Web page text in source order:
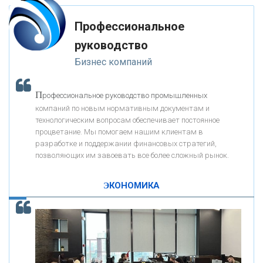
«РОСЕВРОБАНК»
«ПРЕСС-СЛУЖБА ВТБ24»
«АВТОГРАДБАНК»
«ПРОМРЕГИОНБАНК»
ОНАС
Как Система быстрых платежей за пять лет
изменила финансовый рынок - «Интервью»
мимо ушей. Он никогда не бывает полезен никому, кроме того, кто его
-- Люблю давать советы и очень не люблю, когда их дают мне.
Профессиональное
руководство
Бизнес компаний
Профессиональное руководство промышленных
компаний по новым нормативным документам и
технологическим вопросам обеспечивает постоянное
процветание. Мы помогаем нашим клиентам в
разработке и поддержании финансовых стратегий,
позволяющих им завоевать все более сложный рынок.
ЭКОНОМИКА